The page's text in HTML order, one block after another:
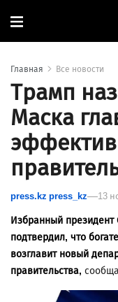
Главная Все новости
Трамп
Маска
press.kz press_kz 13
Избранный
подтвердил, что
возглавит новый
правительства,